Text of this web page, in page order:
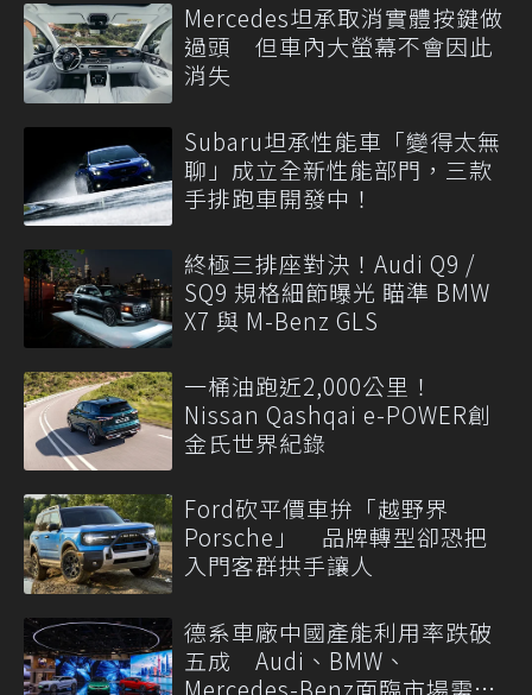
Mercedes坦承取消實體按鍵做
過頭 但車內大螢幕不會因此
消失
Subaru坦承性能車「變得太無
聊」成立全新性能部門，三款
手排跑車開發中！
終極三排座對決！Audi Q9 /
SQ9 規格細節曝光 瞄準 BMW
X7 與 M-Benz GLS
一桶油跑近2,000公里！
Nissan Qashqai e-POWER創
金氏世界紀錄
Ford砍平價車拚「越野界
Porsche」 品牌轉型卻恐把
入門客群拱手讓人
德系車廠中國產能利用率跌破
五成 Audi、BMW、
Mercedes-Benz面臨市場需求